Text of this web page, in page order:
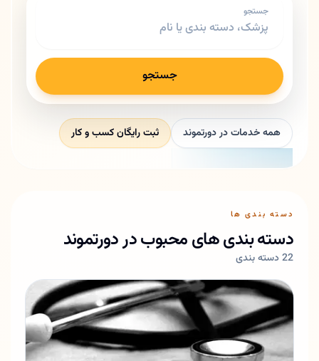
جستجو
جستجو
همه خدمات در دورتموند ثبت رایگان کسب و کار
دسته بندی ها
دسته بندی های محبوب در دورتموند
22 دسته بندی